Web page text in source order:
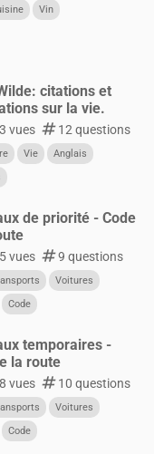
Vin
citations et
sur la vie.
vues numbers12 questions
Vie
Anglais
de priorité - Code
vues numbers9 questions
Voitures
Code
temporaires -
la route
vues numbers10 questions
Voitures
Code